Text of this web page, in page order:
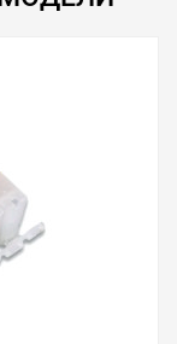
MG6450 —
печать на